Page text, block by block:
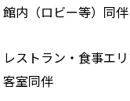
館内（ロビー等）同伴
レストラン・食事エ
客室同伴